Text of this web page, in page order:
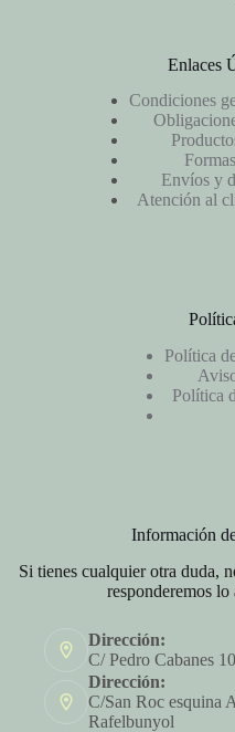
Enlaces
Condiciones
Envíos y
Atención al
Política
Política
Información
Si tienes cualquier otra duda,
responderemos lo
Dirección:
C/ Pedro Cabanes
Dirección:
C/San Roc esquina
Rafelbunyol